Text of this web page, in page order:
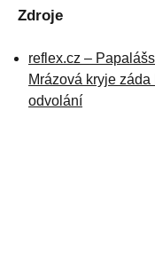
Zdroje
reflex.cz –
Mrázová kryje
odvolání